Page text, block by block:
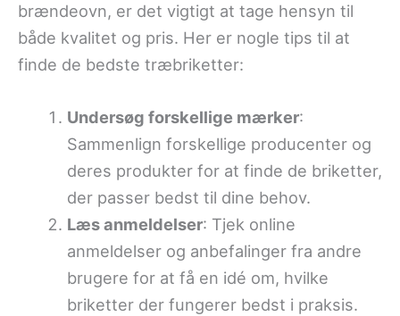
brændeovn, er det vigtigt at tage hensyn til
både kvalitet og pris. Her er nogle tips til at
finde de bedste træbriketter:
Undersøg forskellige mærker:
Sammenlign forskellige producenter og
deres produkter for at finde de briketter,
der passer bedst til dine behov.
Læs anmeldelser: Tjek online
anmeldelser og anbefalinger fra andre
brugere for at få en idé om, hvilke
briketter der fungerer bedst i praksis.